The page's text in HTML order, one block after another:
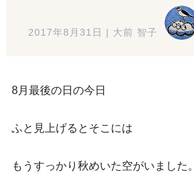
2017年8月31日 | 大前 智子
8月最後の日の今日
ふと見上げるとそこには
もうすっかり秋めいた空がいました。